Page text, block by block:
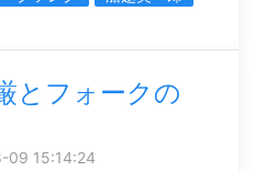
とフォークの
09 15:14:24